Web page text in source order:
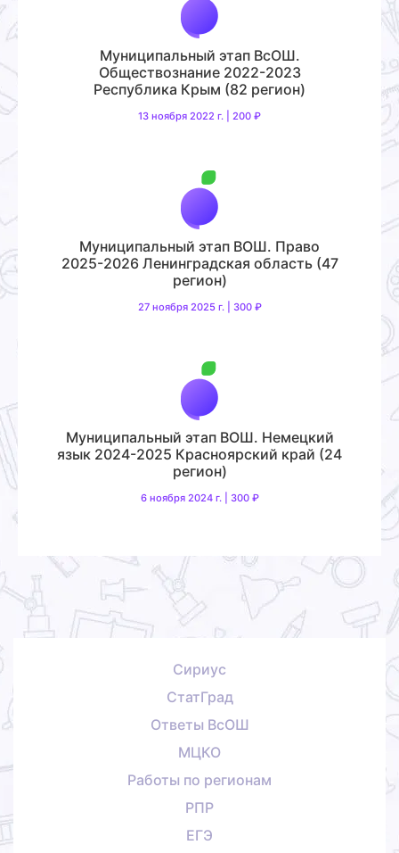
Муниципальный этап ВсОШ.
Обществознание 2022-2023
Республика Крым (82 регион)
13 ноября 2022 г. | 200 ₽
Муниципальный этап ВОШ. Право
2025-2026 Ленинградская область (47
регион)
27 ноября 2025 г. | 300 ₽
Муниципальный этап ВОШ. Немецкий
язык 2024-2025 Красноярский край (24
регион)
6 ноября 2024 г. | 300 ₽
Сириус
СтатГрад
Ответы ВсОШ
МЦКО
Работы по регионам
РПР
ЕГЭ